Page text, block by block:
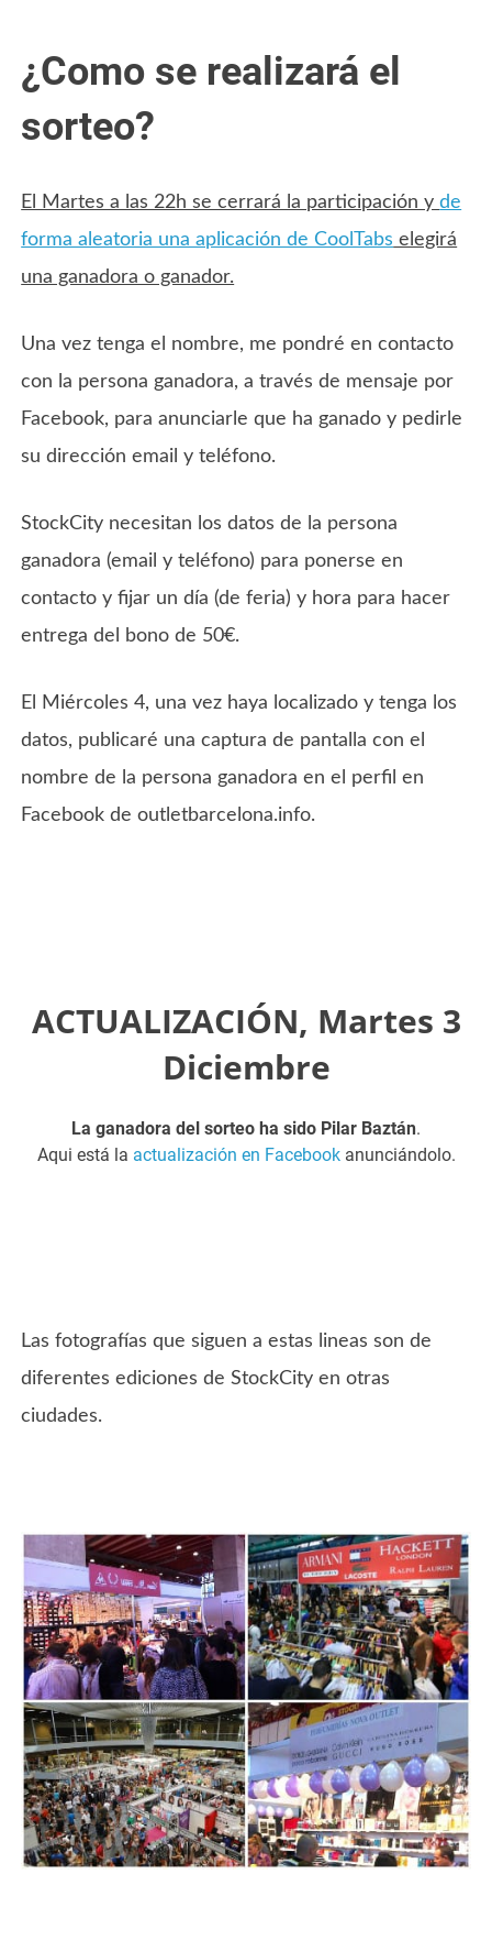
¿Como se realizará el
sorteo?
El Martes a las 22h se cerrará la participación yde
forma aleatoria una aplicación de CoolTabs elegirá
una ganadora o ganador.
Una vez tenga el nombre, me pondré en contacto
con la persona ganadora, a través de mensaje por
Facebook, para anunciarle que ha ganado y pedirle
su dirección email y teléfono.
StockCity necesitan los datos de la persona
ganadora (email y teléfono) para ponerse en
contacto y fijar un día (de feria) y hora para hacer
entrega del bono de 50€.
El Miércoles 4, una vez haya localizado y tenga los
datos, publicaré una captura de pantalla con el
nombre de la persona ganadora en el perfil en
Facebook de outletbarcelona.info.
ACTUALIZACIÓN, Martes 3
Diciembre
La ganadora del sorteo ha sido Pilar Baztán.
Aqui está la actualización en Facebookanunciándolo.
Las fotografías que siguen a estas lineas son de
diferentes ediciones de StockCity en otras
ciudades.